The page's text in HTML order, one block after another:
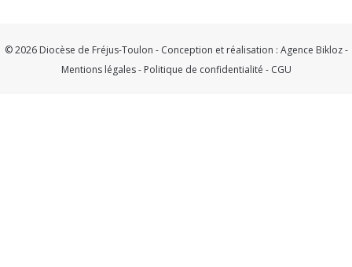
© 2026 Diocèse de Fréjus-Toulon - Conception et réalisation : Agence Bikloz-
Mentions légales- Politique de confidentialité - CGU